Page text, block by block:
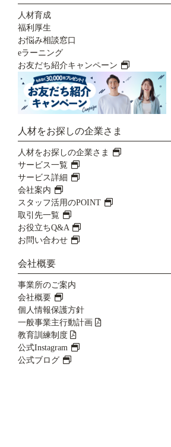
人材育成
福利厚生
お悩み相談窓口
eラーニング
お友だち紹介キャンペーン
人材をお探しの企業さま
人材をお探しの企業さま
サービス一覧
サービス詳細
会社案内
スタッフ活用のPOINT
取引先一覧
お役立ちQ&A
お問い合わせ
会社概要
事業所のご案内
会社概要
個人情報保護方針
一般事業主行動計画
教育訓練制度
公式Instagram
公式ブログ